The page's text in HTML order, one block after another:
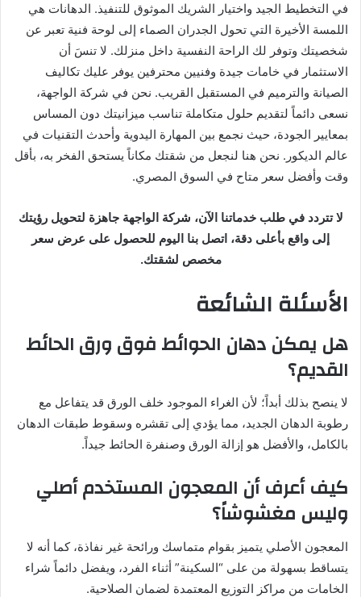
في التخطيط الجيد واختيار الشريك الموثوق للتنفيذ. الدهانات هي
اللمسة الأخيرة التي تحول الجدران الصماء إلى لوحة فنية تعبر عن
شخصيتك وتوفر لك الراحة النفسية داخل منزلك. لا تنسَ أن
الاستثمار في خامات جيدة وفنيين محترفين يوفر عليك تكاليف
الصيانة والترميم في المستقبل القريب. نحن في شركة الواجهة،
نسعى دائماً لتقديم حلول متكاملة تناسب ميزانيتك دون المساس
بمعايير الجودة، حيث نجمع بين المهارة اليدوية وأحدث التقنيات في
عالم الديكور. نحن هنا لنجعل من شقتك مكاناً يستحق الفخر به، بأقل
وقت وأفضل سعر متاح في السوق المصري.
لا تتردد في طلب خدماتنا الآن، شركة الواجهة جاهزة لتحويل رؤيتك
إلى واقع بأعلى دقة، اتصل بنا اليوم للحصول على عرض سعر
مخصص لشقتك.
الأسئلة الشائعة
هل يمكن دهان الحوائط فوق ورق الحائط
القديم؟
لا ينصح بذلك أبداً؛ لأن الغراء الموجود خلف الورق قد يتفاعل مع
رطوبة الدهان الجديد، مما يؤدي إلى تقشره وسقوط طبقات الدهان
بالكامل، والأفضل هو إزالة الورق وصنفرة الحائط جيداً.
كيف أعرف أن المعجون المستخدم أصلي
وليس مغشوشاً؟
المعجون الأصلي يتميز بقوام متماسك ورائحة غير نفاذة، كما أنه لا
يتساقط بسهولة من على “السكينة” أثناء الفرد، ويفضل دائماً شراء
الخامات من مراكز التوزيع المعتمدة لضمان الصلاحية.